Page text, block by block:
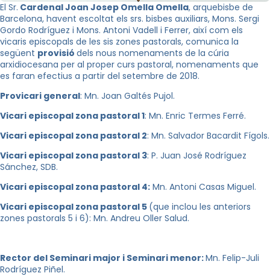
El Sr. Cardenal Joan Josep Omella Omella, arquebisbe de
Barcelona, havent escoltat els srs. bisbes auxiliars, Mons. Sergi
Gordo Rodríguez i Mons. Antoni Vadell i Ferrer, així com els
vicaris episcopals de les sis zones pastorals, comunica la
següent provisió dels nous nomenaments de la cúria
arxidiocesana per al proper curs pastoral, nomenaments que
es faran efectius a partir del setembre de 2018.
Provicari general: Mn. Joan Galtés Pujol.
Vicari episcopal zona pastoral 1: Mn. Enric Termes Ferré.
Vicari episcopal zona pastoral 2: Mn. Salvador Bacardit Fígols.
Vicari episcopal zona pastoral 3: P. Juan José Rodríguez
Sánchez, SDB.
Vicari episcopal zona pastoral 4: Mn. Antoni Casas Miguel.
Vicari episcopal zona pastoral 5 (que inclou les anteriors
zones pastorals 5 i 6): Mn. Andreu Oller Salud.
Rector del Seminari major i Seminari menor:Mn. Felip-Juli
Rodríguez Piñel.